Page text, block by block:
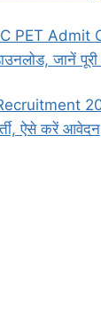
PET Admit
जानें पूरी
ऐसे करें आवेदन